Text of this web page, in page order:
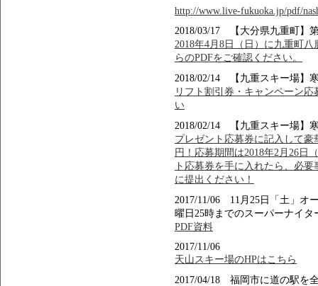
http://www.live-fukuoka.jp/pdf/
2018/03/17 【大分県九重町】
2018年4月8日（日）に九重町
らのPDFをご確認ください。
2018/02/14 【九重スキー場】
リフト割引券・キャンペーン
い
2018/02/14 【九重スキー場】
プレゼント応募券に記入して豪
円！応募期間は2018年2月26日
ト応募券を手に入れたら、必
に提出ください！
2017/11/06 11月25日「土」オ
曜日25時までのスーパーナイ
PDF資料
2017/11/06
天山スキー場のHPはこちら
2017/04/18 福岡市に道の駅を